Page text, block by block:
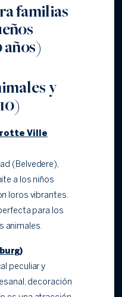
familias
años)
y
Ville
(Belvedere),
a los niños
loros vibrantes.
para los
animales.
peculiar y
decoración